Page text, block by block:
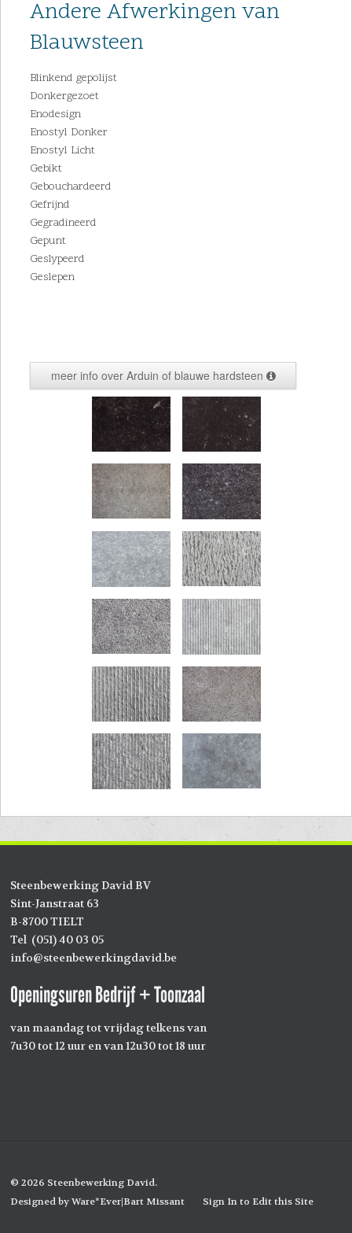
Andere Afwerkingen van
Blauwsteen
Blinkend gepolijst
Donkergezoet
Enodesign
Enostyl Donker
Enostyl Licht
Gebikt
Gebouchardeerd
Gefrijnd
Gegradineerd
Gepunt
Geslypeerd
Geslepen
meer info over Arduin of blauwe hardsteen
Steenbewerking David BV
Sint-Janstraat 63
B-8700 TIELT
Tel (051) 40 03 05
info@steenbewerkingdavid.be
Openingsuren Bedrijf + Toonzaal
van maandag tot vrijdag telkens van
7u30 tot 12 uur en van 12u30 tot 18 uur
© 2026 Steenbewerking David.
Designed byWare*Ever|Bart Missant Sign In to Edit this Site